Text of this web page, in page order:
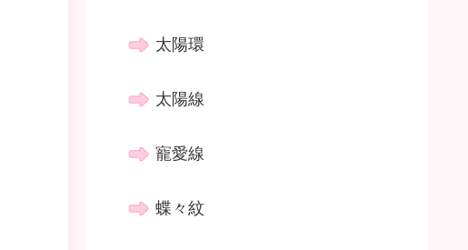
太陽環
太陽線
寵愛線
蝶々紋